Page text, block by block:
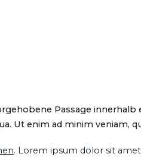
Passage
Ut enim ad minim veniam,
. Lorem ipsum dolor sit